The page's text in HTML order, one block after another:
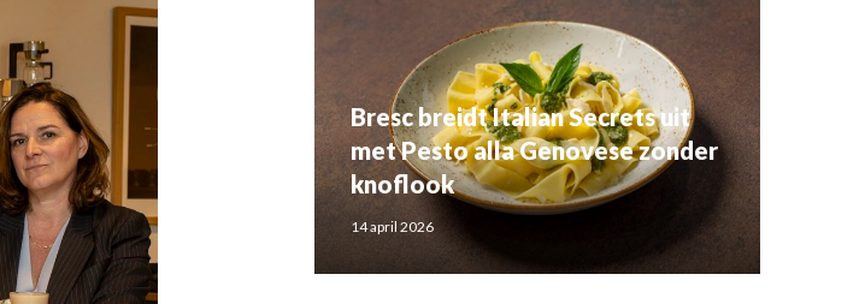
Bresc breidt Italian Secrets uit
met Pesto alla Genovese zonder
knoflook
14 april 2026